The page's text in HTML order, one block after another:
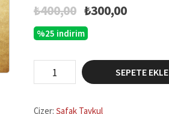
₺400,00 Orijinal
₺400,00.
₺300,00Şu
%25 indirim
Bütün
Bunlar...
SEPETE EKLE
Çizer: Şafak Tavkul